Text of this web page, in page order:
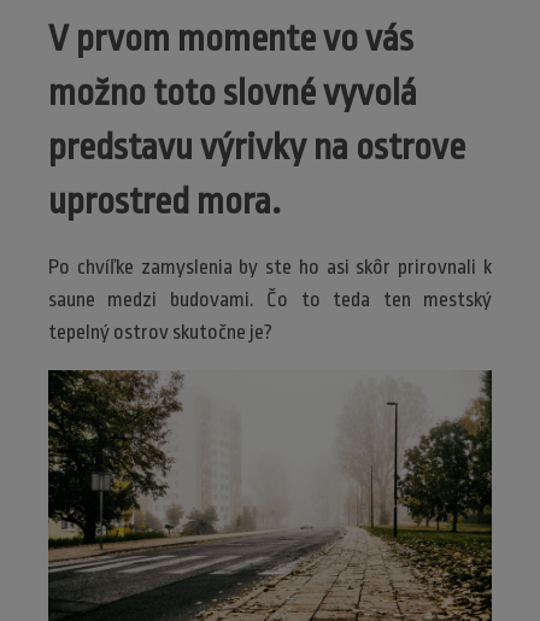
V prvom momente vo vás
možno toto slovné vyvolá
predstavu výrivky na ostrove
uprostred mora.
Po chvíľke zamyslenia by ste ho asi skôr prirovnali k
saune medzi budovami. Čo to teda ten mestský
tepelný ostrov skutočne je?